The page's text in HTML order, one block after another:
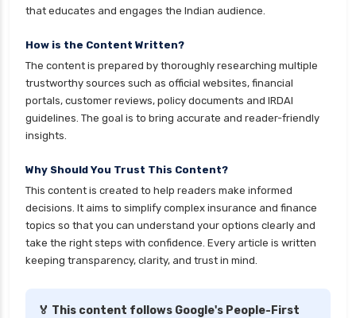
personal loan eligibility tata capital
personal loan eligibility yes bank
personal loan for ca
personal loan for defence personnel
personal loan for doctors
personal loan for it professionals
personal loan for marriage
personal loan for nri
personal loan for pensioners
personal loan for self employed
that educates and engages the Indian audience.
How is the Content Written?
The content is prepared by thoroughly researching multiple
trustworthy sources such as official websites, financial
portals, customer reviews, policy documents and IRDAI
guidelines. The goal is to bring accurate and reader-friendly
insights.
Why Should You Trust This Content?
This content is created to help readers make informed
decisions. It aims to simplify complex insurance and finance
topics so that you can understand your options clearly and
take the right steps with confidence. Every article is written
keeping transparency, clarity, and trust in mind.
🏅 This content follows Google's People-First